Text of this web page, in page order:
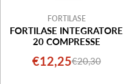
FORTILASE
FORTILASE INTEGRATORE
20 COMPRESSE
Prezzo
€12,25Prezzo
€20,30